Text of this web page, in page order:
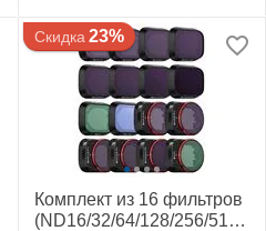
Скидка 23%
Комплект из 16 фильтров
(ND16/32/64/128/256/512/